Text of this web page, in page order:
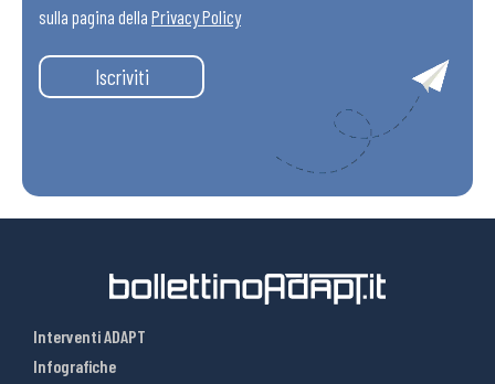
sulla pagina della Privacy Policy
Iscriviti
Interventi ADAPT
Infografiche